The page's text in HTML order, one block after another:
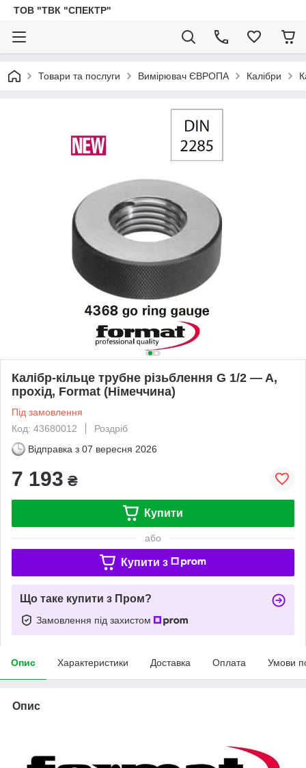
ТОВ "ТВК "СПЕКТР"
Товари та послуги Вимірювач ЄВРОПА Калібри
Калібр-кільце трубне різьблення G 1/2 — A,
прохід, Format (Німеччина)
Під замовлення
Код: 43680012
Роздріб
Відправка з 07 вересня 2026
7 193 ₴
Купити
або
Купити з
Що таке купити з Пром?
Замовлення під захистом
Опис Характеристики Доставка Оплата Умови
Опис